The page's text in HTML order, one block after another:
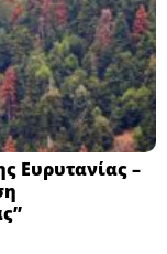
Ευρυτανίας –